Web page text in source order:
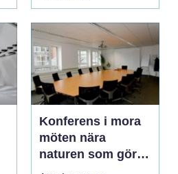
Konferens i mora
möten nära
naturen som gör
skillnad